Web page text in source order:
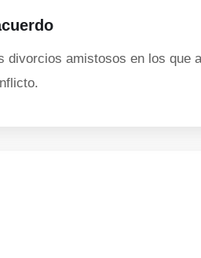
divorcios amistosos en los que